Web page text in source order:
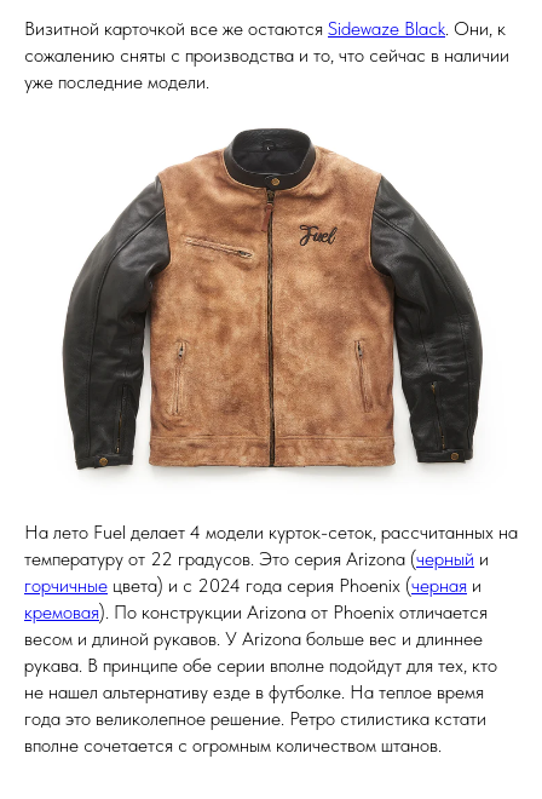
Визитной карточкой все же остаются Sidewaze Black. Они, к
сожалению сняты с производства и то, что сейчас в наличии
уже последние модели.
На лето Fuel делает 4 модели курток-сеток, рассчитанных на
температуру от 22 градусов. Это серия Arizona (черный и
горчичные цвета) и c 2024 года серия Phoenix (черная и
кремовая). По конструкции Arizona от Phoenix отличается
весом и длиной рукавов. У Arizona больше вес и длиннее
рукава. В принципе обе серии вполне подойдут для тех, кто
не нашел альтернативу езде в футболке. На теплое время
года это великолепное решение. Ретро стилистика кстати
вполне сочетается с огромным количеством штанов.